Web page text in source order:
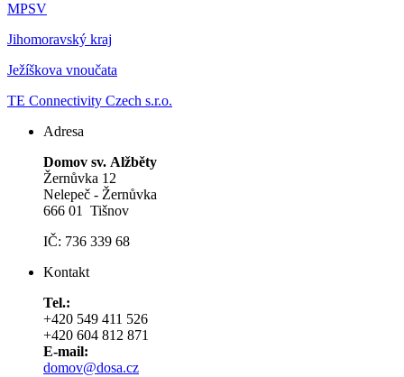
MPSV
Jihomoravský kraj
Ježíškova vnoučata
TE Connectivity Czech s.r.o.
Adresa
Domov sv. Alžběty
Žernůvka 12
Nelepeč - Žernůvka
666 01 Tišnov
IČ: 736 339 68
Kontakt
Tel.:
+420 549 411 526
+420 604 812 871
E-mail:
domov@dosa.cz